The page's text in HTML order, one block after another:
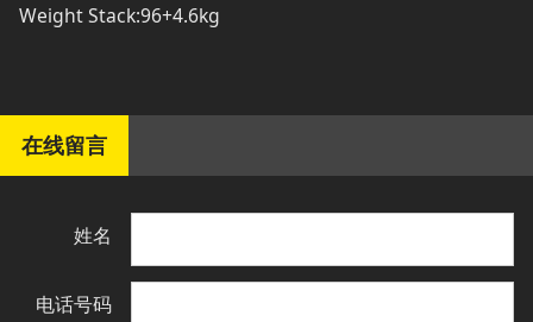
Weight Stack:96+4.6kg
在线留言
姓名
电话号码